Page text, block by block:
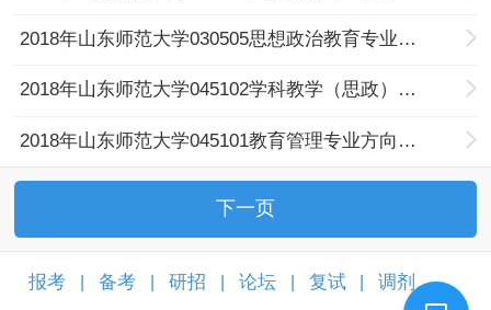
2018年山东师范大学030505思想政治教育专业方向全日制考研复试分数线
2018年山东师范大学045102学科教学（思政）专业方向全日制考研复试分数线
2018年山东师范大学045101教育管理专业方向全日制考研复试分数线
下一页
报考 备考 研招 论坛 复试 调剂